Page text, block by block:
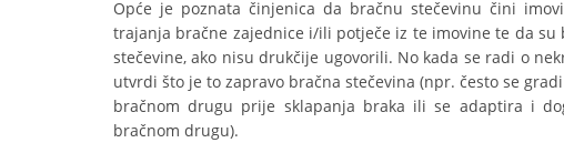
Opće je poznata činjenica da bračnu stečevinu čini
trajanja bračne zajednice i/ili potječe iz te imovine te da
stečevine, ako nisu drukčije ugovorili. No kada se radi o
utvrdi što je to zapravo bračna stečevina (npr. često se
bračnom drugu prije sklapanja braka ili se adaptira i
bračnom drugu).